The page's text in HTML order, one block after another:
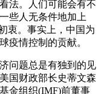
法。人们可能会有不
些人无条件地加上
衷。事实上，中国为
疫情控制的贡献。
问题总是有独到的见
国财政部长史蒂文森
金组织(IMF)前董事